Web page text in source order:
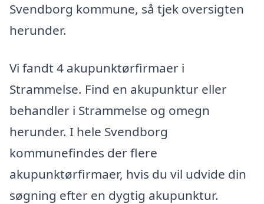
Svendborg kommune, så tjek oversigten
herunder.
Vi fandt 4 akupunktørfirmaer i
Strammelse. Find en akupunktur eller
behandler i Strammelse og omegn
herunder. I hele Svendborg
kommunefindes der flere
akupunktørfirmaer, hvis du vil udvide din
søgning efter en dygtig akupunktur.